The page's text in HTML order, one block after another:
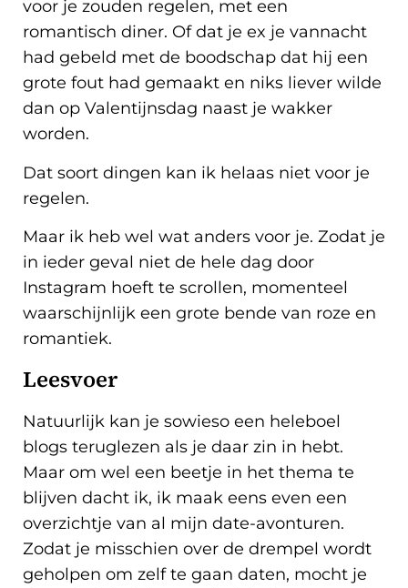
voor je zouden regelen, met een
romantisch diner. Of dat je ex je vannacht
had gebeld met de boodschap dat hij een
grote fout had gemaakt en niks liever wilde
dan op Valentijnsdag naast je wakker
worden.
Dat soort dingen kan ik helaas niet voor je
regelen.
Maar ik heb wel wat anders voor je. Zodat je
in ieder geval niet de hele dag door
Instagram hoeft te scrollen, momenteel
waarschijnlijk een grote bende van roze en
romantiek.
Leesvoer
Natuurlijk kan je sowieso een heleboel
blogs teruglezen als je daar zin in hebt.
Maar om wel een beetje in het thema te
blijven dacht ik, ik maak eens even een
overzichtje van al mijn date-avonturen.
Zodat je misschien over de drempel wordt
geholpen om zelf te gaan daten, mocht je